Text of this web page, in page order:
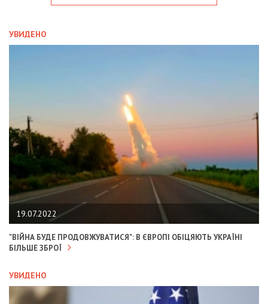
УВИДЕНО
19.07.2022
"ВІЙНА БУДЕ ПРОДОВЖУВАТИСЯ": В ЄВРОПІ ОБІЦЯЮТЬ УКРАЇНІ
БІЛЬШЕ ЗБРОЇ
УВИДЕНО